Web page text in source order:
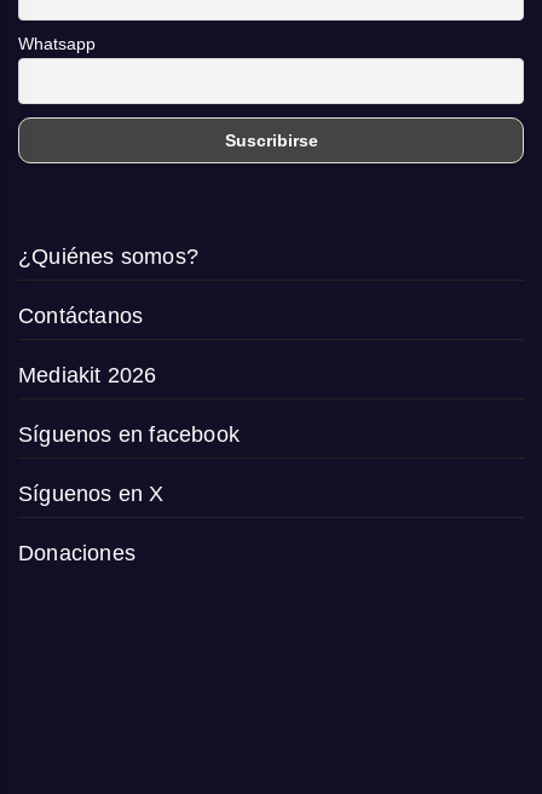
Whatsapp
¿Quiénes somos?
Contáctanos
Mediakit 2026
Síguenos en facebook
Síguenos en X
Donaciones